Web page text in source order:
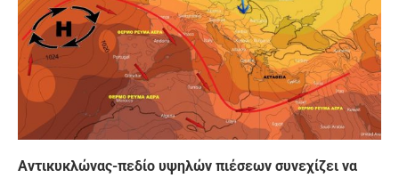
Αντικυκλώνας-πεδίο υψηλών πιέσεων συνεχίζει να